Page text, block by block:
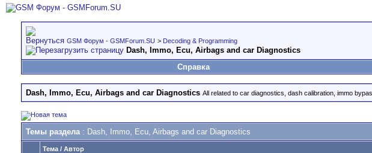
GSM Форум - GSMForum.SU > Decoding & Programming
Dash, Immo, Ecu, Airbags аnd car Diagnostics
Справка
Dash, Immo, Ecu, Airbags аnd car Diagnostics All related to car diagnostics, dash calibration, immo
Темы раздела: Dash, Immo, Ecu, Airbags аnd car Diagnostics
Тема / Автор